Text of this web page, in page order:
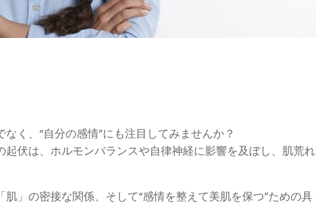
く、“自分の感情”にも注目してみませんか？
伏は、ホルモンバランスや自律神経に影響を及ぼし、肌荒れ
」の密接な関係、そして“感情を整えて美肌を保つ”ための具